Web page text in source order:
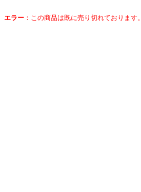
エラー ： この商品は既に売り切れております。